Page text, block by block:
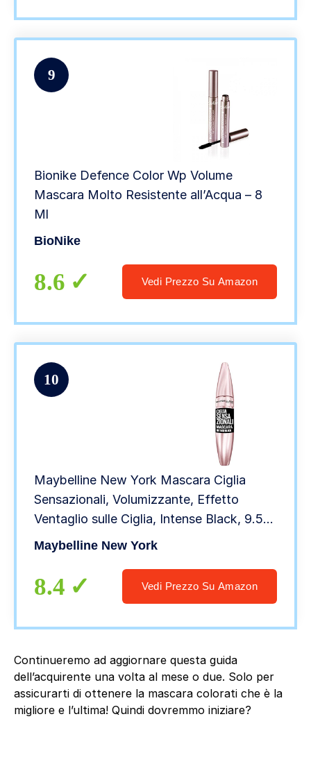
9
Bionike Defence Color Wp Volume
Mascara Molto Resistente all’Acqua – 8
Ml
BioNike
8.6 Vedi Prezzo Su Amazon
10
Maybelline New York Mascara Ciglia
Sensazionali, Volumizzante, Effetto
Ventaglio sulle Ciglia, Intense Black, 9.5
ml
Maybelline New York
8.4 Vedi Prezzo Su Amazon
Continueremo ad aggiornare questa guida
dell’acquirente una volta al mese o due. Solo per
assicurarti di ottenere la mascara colorati che è la
migliore e l’ultima! Quindi dovremmo iniziare?